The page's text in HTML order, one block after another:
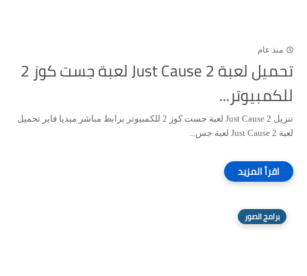
منذ عام
تحميل لعبة Just Cause 2 لعبة جست كوز 2
للكمبيوتر...
تنزيل Just Cause 2 لعبة جست كوز 2 للكمبيوتر برابط مباشر ميديا فاير تحميل
لعبة Just Cause 2 لعبة جس...
برامج الصور